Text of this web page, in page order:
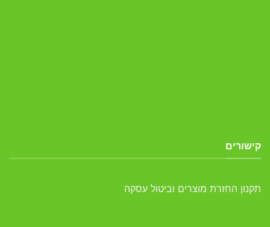
קישורים
תקנון החזרת מוצרים וביטול עסקה